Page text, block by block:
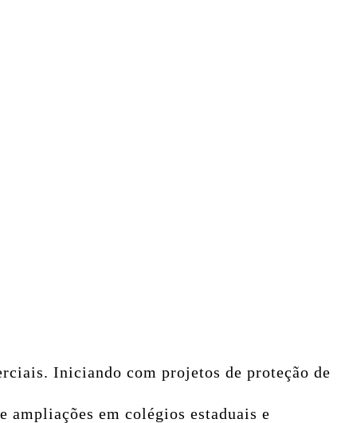
Iniciando com projetos de proteção de
ampliações em colégios estaduais e